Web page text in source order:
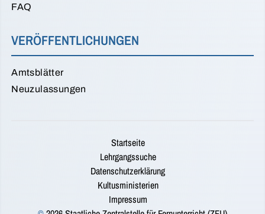
FAQ
VERÖFFENTLICHUNGEN
Amtsblätter
Neuzulassungen
Startseite
Lehrgangssuche
Datenschutzerklärung
Kultusministerien
Impressum